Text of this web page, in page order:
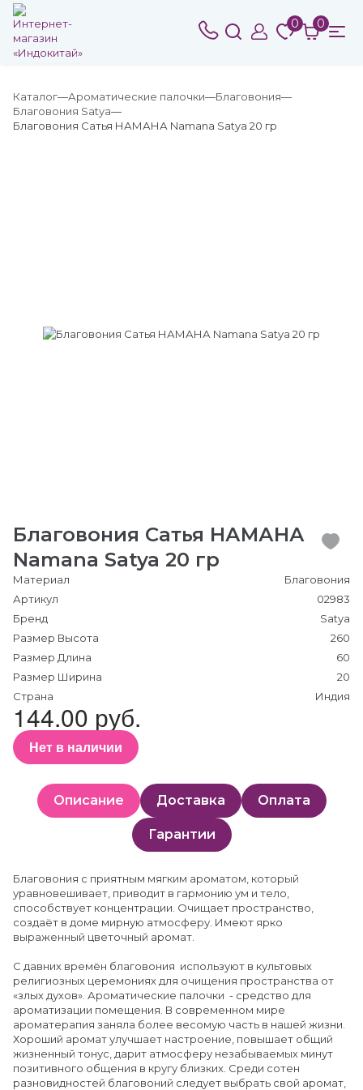
0 0
Каталог Ароматические палочки
Благовония
Благовония Satya
Благовония Сатья НАМАНА Namana Satya 20 гр
Благовония Сатья НАМАНА
Namana Satya 20 гр
Материал
Благовония
Артикул
02983
Бренд
Satya
Размер Высота
260
Размер Длина
60
Размер Ширина
20
Страна
Индия
144.00 руб.
Нет в наличии
Описание Доставка Оплата
Гарантии
Благовония с приятным мягким ароматом, который
уравновешивает, приводит в гармонию ум и тело,
способствует концентрации. Очищает пространство,
создаёт в доме мирную атмосферу. Имеют ярко
выраженный цветочный аромат.
С давних времён благовония используют в культовых
религиозных церемониях для очищения пространства от
«злых духов». Ароматические палочки - средство для
ароматизации помещения. В современном мире
ароматерапия заняла более весомую часть в нашей жизни.
Хороший аромат улучшает настроение, повышает общий
жизненный тонус, дарит атмосферу незабываемых минут
позитивного общения в кругу близких. Среди сотен
разновидностей благовоний следует выбрать свой аромат,